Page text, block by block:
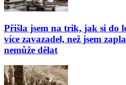
Přišla jsem na trik, jak si do
více zavazadel, než jsem
nemůže dělat